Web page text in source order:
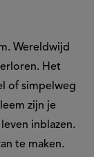
Wereldwijd
Het
of simpelweg
zijn je
inblazen.
te maken.